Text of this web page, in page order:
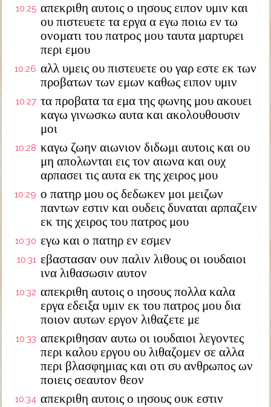
10:25 απεκριθη αυτοις ο ιησους ειπον υμιν και
ου πιστευετε τα εργα α εγω ποιω εν τω
ονοματι του πατρος μου ταυτα μαρτυρει
περι εμου
10:26 αλλ υμεις ου πιστευετε ου γαρ εστε εκ των
προβατων των εμων καθως ειπον υμιν
10:27 τα προβατα τα εμα της φωνης μου ακουει
καγω γινωσκω αυτα και ακολουθουσιν
μοι
10:28 καγω ζωην αιωνιον διδωμι αυτοις και ου
μη απολωνται εις τον αιωνα και ουχ
αρπασει τις αυτα εκ της χειρος μου
10:29 ο πατηρ μου ος δεδωκεν μοι μειζων
παντων εστιν και ουδεις δυναται αρπαζειν
εκ της χειρος του πατρος μου
10:30 εγω και ο πατηρ εν εσμεν
10:31 εβαστασαν ουν παλιν λιθους οι ιουδαιοι
ινα λιθασωσιν αυτον
10:32 απεκριθη αυτοις ο ιησους πολλα καλα
εργα εδειξα υμιν εκ του πατρος μου δια
ποιον αυτων εργον λιθαζετε με
10:33 απεκριθησαν αυτω οι ιουδαιοι λεγοντες
περι καλου εργου ου λιθαζομεν σε αλλα
περι βλασφημιας και οτι συ ανθρωπος ων
ποιεις σεαυτον θεον
10:34 απεκριθη αυτοις ο ιησους ουκ εστιν